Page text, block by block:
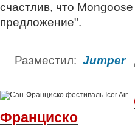
счастлив, что
предложение".
Разместил: Jumper
Франциско